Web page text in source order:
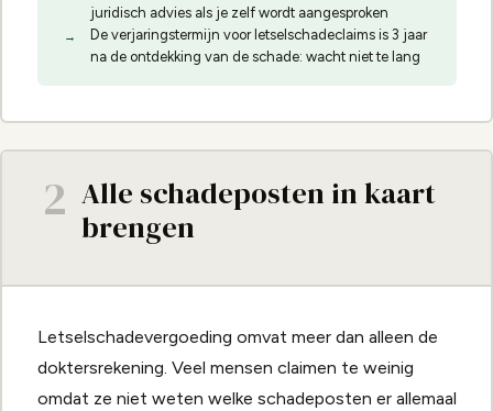
juridisch advies als je zelf wordt aangesproken
De verjaringstermijn voor letselschadeclaims is 3 jaar
na de ontdekking van de schade: wacht niet te lang
2 Alle schadeposten in kaart
brengen
Letselschadevergoeding omvat meer dan alleen de
doktersrekening. Veel mensen claimen te weinig
omdat ze niet weten welke schadeposten er allemaal